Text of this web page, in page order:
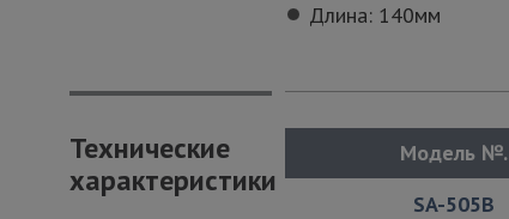
Длина: 140мм
Технические
характеристики
Модель №.
SA-505B